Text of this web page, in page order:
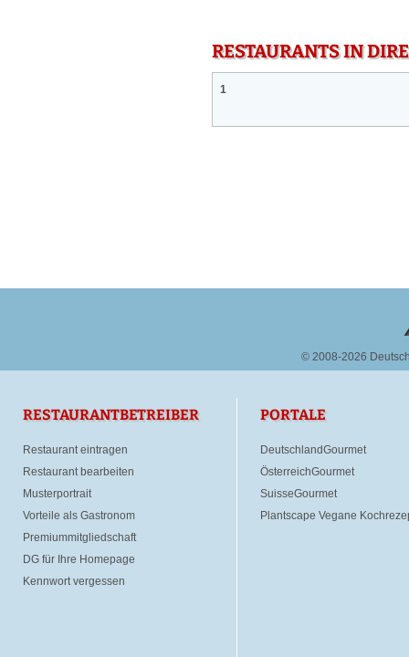
RESTAURANTS IN
1
© 2008-2026
RESTAURANTBETREIBER
Restaurant eintragen
Restaurant bearbeiten
Musterportrait
Vorteile als Gastronom
Premiummitgliedschaft
DG für Ihre Homepage
Kennwort vergessen
PORTALE
DeutschlandGourmet
ÖsterreichGourmet
SuisseGourmet
Plantscape Vegane